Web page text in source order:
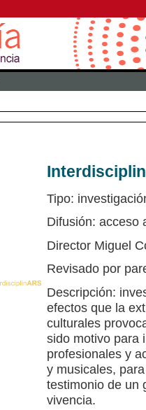
Tipo:
Difusión: acceso
Director Miguel
Revisado por
Descripción:
efectos que la
culturales
sido motivo para
profesionales y
y musicales,
testimonio de un
vivencia.